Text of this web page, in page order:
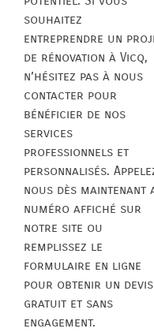
souhaitez
entreprendre un
de rénovation à Vicq,
n’hésitez pas à nous
contacter pour
bénéficier de nos
services
professionnels et
personnalisés.
nous dès maintenant
numéro affiché sur
notre site ou
remplissez le
formulaire en ligne
pour obtenir un devis
gratuit et sans
engagement.